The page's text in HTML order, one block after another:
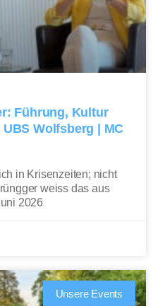
Führung, Kultur
Wolfsberg | MC
in Krisenzeiten; nicht
weiss das aus
2026
Unsere Events